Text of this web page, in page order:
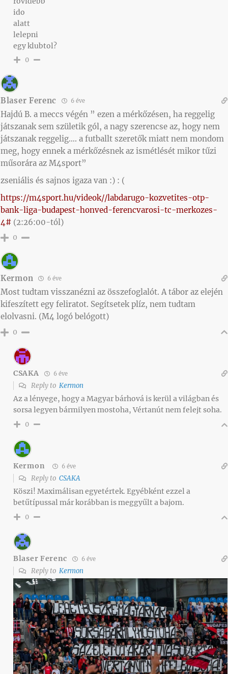
ido
alatt
lelepni
egy klubtol?
0
Blaser Ferenc 6 éve
Hajdú B. a meccs végén ” ezen a mérkőzésen, ha reggelig
játszanak sem születik gól, a nagy szerencse az, hogy nem
játszanak reggelig…. a futballt szeretők miatt nem mondom
meg, hogy ennek a mérkőzésnek az ismétlését mikor tűzi
műsorára az M4sport”
zseniális és sajnos igaza van :) : (
https://m4sport.hu/videok//labdarugo-kozvetites-otp-
bank-liga-budapest-honved-ferencvarosi-tc-merkozes-
4# (2:26:00-tól)
0
Kermon 6 éve
Most tudtam visszanézni az összefoglalót. A tábor az elején
kifeszített egy feliratot. Segítsetek plíz, nem tudtam
elolvasni. (M4 logó belógott)
0
CSAKA 6 éve
Reply to Kermon
Az a lényege, hogy a Magyar bárhová is kerül a világban és
sorsa legyen bármilyen mostoha, Vértanút nem felejt soha.
0
Kermon 6 éve
Reply to CSAKA
Köszi! Maximálisan egyetértek. Egyébként ezzel a
betűtípussal már korábban is meggyűlt a bajom.
0
Blaser Ferenc 6 éve
Reply to Kermon